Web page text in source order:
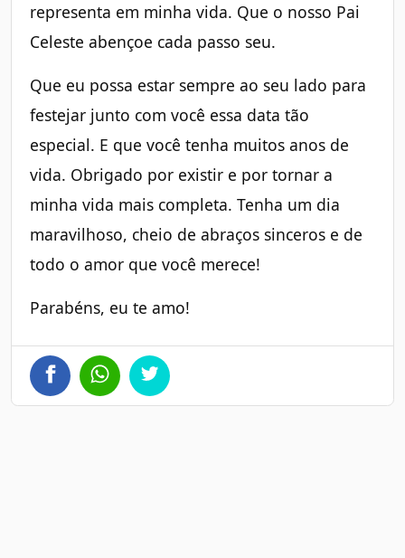
representa em minha vida. Que o nosso Pai
Celeste abençoe cada passo seu.
Que eu possa estar sempre ao seu lado para
festejar junto com você essa data tão
especial. E que você tenha muitos anos de
vida. Obrigado por existir e por tornar a
minha vida mais completa. Tenha um dia
maravilhoso, cheio de abraços sinceros e de
todo o amor que você merece!
Parabéns, eu te amo!